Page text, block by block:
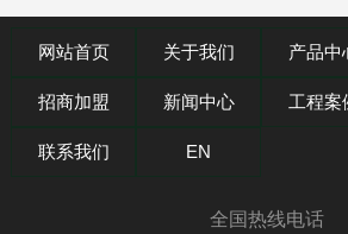
网站首页 关于我们 产品中
招商加盟 新闻中心 工程案
联系我们 EN
全国热线电话